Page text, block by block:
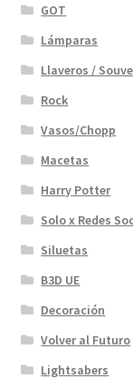
GOT
Lámparas
Llaveros /
Rock
Vasos/Chopp
Macetas
Harry Potter
Solo x Redes
Siluetas
B3D UE
Decoración
Volver al Futuro
Lightsabers